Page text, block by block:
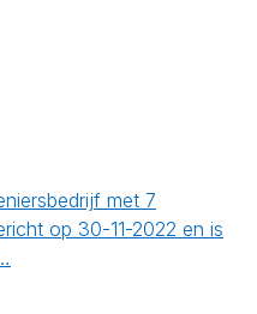
met 7
op 30-11-2022 en is